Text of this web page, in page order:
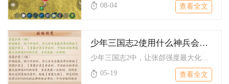
08-04
查看全文
少年三国志2使用什么神兵会让张郃变得更强大
少年三国志2中，让张郃强度最大化的核心神兵是雌雄双股剑，次选...
05-19
查看全文